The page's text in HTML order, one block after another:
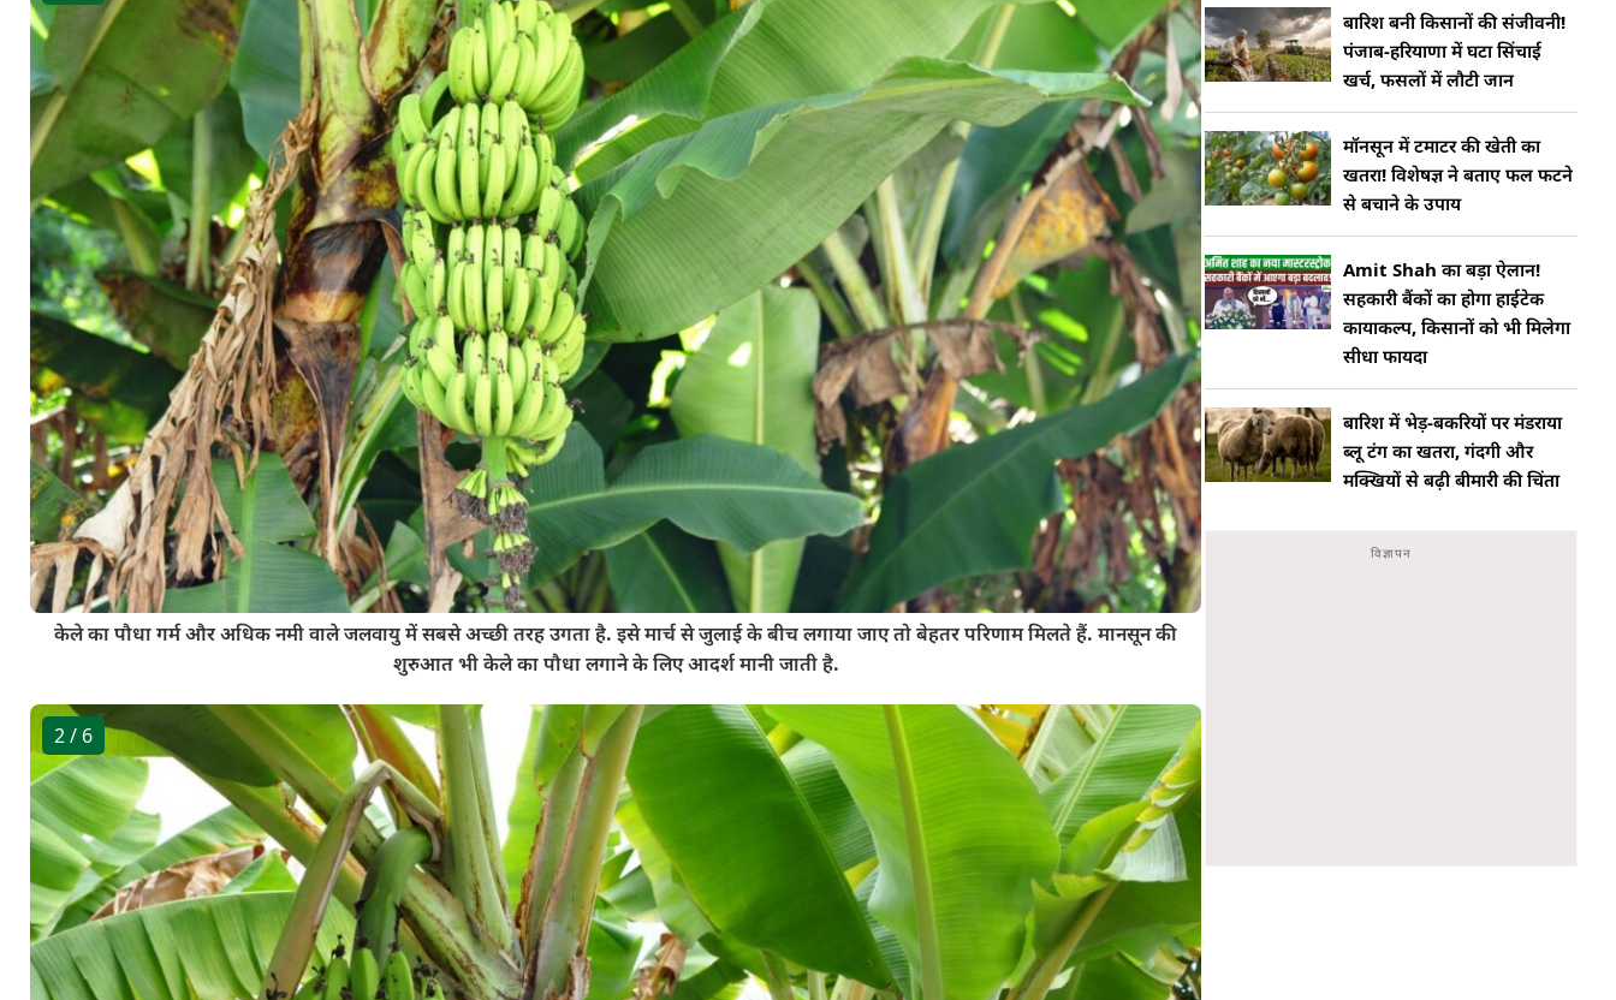
केले का पौधा गर्म और अधिक नमी वाले जलवायु में सबसे अच्छी तरह उगता है. इसे मार्च से जुलाई के बीच लगाया जाए तो बेहतर परिणाम मिलते हैं. मानसून की
शुरुआत भी केले का पौधा लगाने के लिए आदर्श मानी जाती है.
2/ 6
बारिश बनी किसानों की संजीवनी!
पंजाब-हरियाणा में घटा सिंचाई
खर्च, फसलों में लौटी जान
मॉनसून में टमाटर की खेती का
खतरा! विशेषज्ञ ने बताए फल फटने
से बचाने के उपाय
Amit Shah का बड़ा ऐलान!
सहकारी बैंकों का होगा हाईटेक
कायाकल्प, किसानों को भी मिलेगा
सीधा फायदा
बारिश में भेड़-बकरियों पर मंडराया
ब्लू टंग का खतरा, गंदगी और
मक्खियों से बढ़ी बीमारी की चिंता